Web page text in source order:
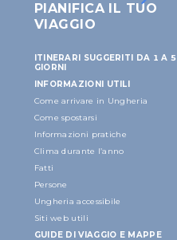
PIANIFICA IL TUO
VIAGGIO
ITINERARI SUGGERITI DA 1 A 5
GIORNI
INFORMAZIONI UTILI
Come arrivare in Ungheria
Come spostarsi
Informazioni pratiche
Clima durante l’anno
Fatti
Persone
Ungheria accessibile
Siti web utili
GUIDE DI VIAGGIO E MAPPE